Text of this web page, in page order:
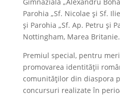
Gimnazială „Alexandru
Parohia „Sf. Nicolae și Sf.
și Parohia „Sf. Ap. Petru și
Nottingham, Marea Britanie.
Premiul special, pentru
promovarea identității
comunităților din diaspora
concursuri realizate în